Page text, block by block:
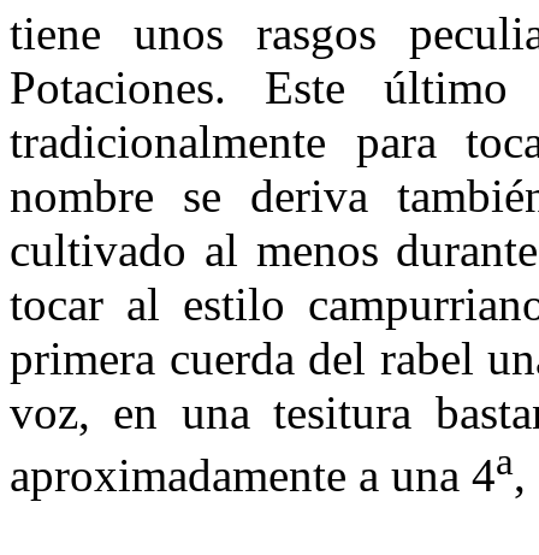
tiene unos rasgos
Potacio­nes. Este
tradicionalmente para
nombre se deriva
cultivado al menos
tocar al estilo
primera cuerda del rabel
voz, en una tesitura
aproximadamente a una 4a,